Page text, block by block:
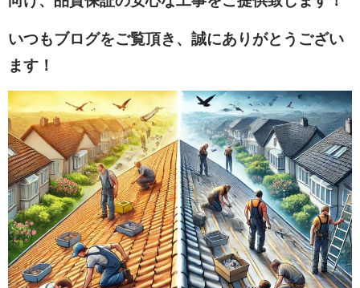
いつもブログをご覧頂き、誠にありがとうござい
ます！